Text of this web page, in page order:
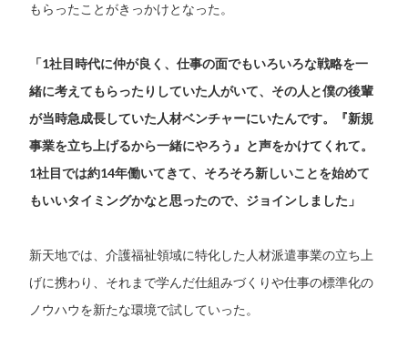
もらったことがきっかけとなった。
「1社目時代に仲が良く、仕事の面でもいろいろな戦略を一
緒に考えてもらったりしていた人がいて、その人と僕の後輩
が当時急成長していた人材ベンチャーにいたんです。『新規
事業を立ち上げるから一緒にやろう』と声をかけてくれて。
1社目では約14年働いてきて、そろそろ新しいことを始めて
もいいタイミングかなと思ったので、ジョインしました」
新天地では、介護福祉領域に特化した人材派遣事業の立ち上
げに携わり、それまで学んだ仕組みづくりや仕事の標準化の
ノウハウを新たな環境で試していった。